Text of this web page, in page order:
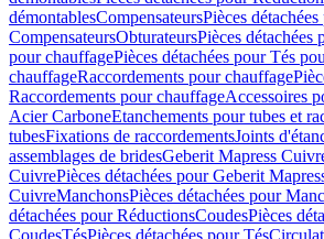
démontablesCompensateursPièces
CompensateursObturateursPièces détachées
pour chauffagePièces détachées pour Tés
chauffageRaccordements pour chauffage
Raccordements pour chauffageAccessoires
Acier CarboneEtanchements pour tubes et
tubesFixations de raccordementsJoints
assemblages de bridesGeberit Mapress
CuivrePièces détachées pour Geberit
CuivreManchonsPièces détachées pour
détachées pour RéductionsCoudesPièces
CoudesTésPièces détachées pour Tés